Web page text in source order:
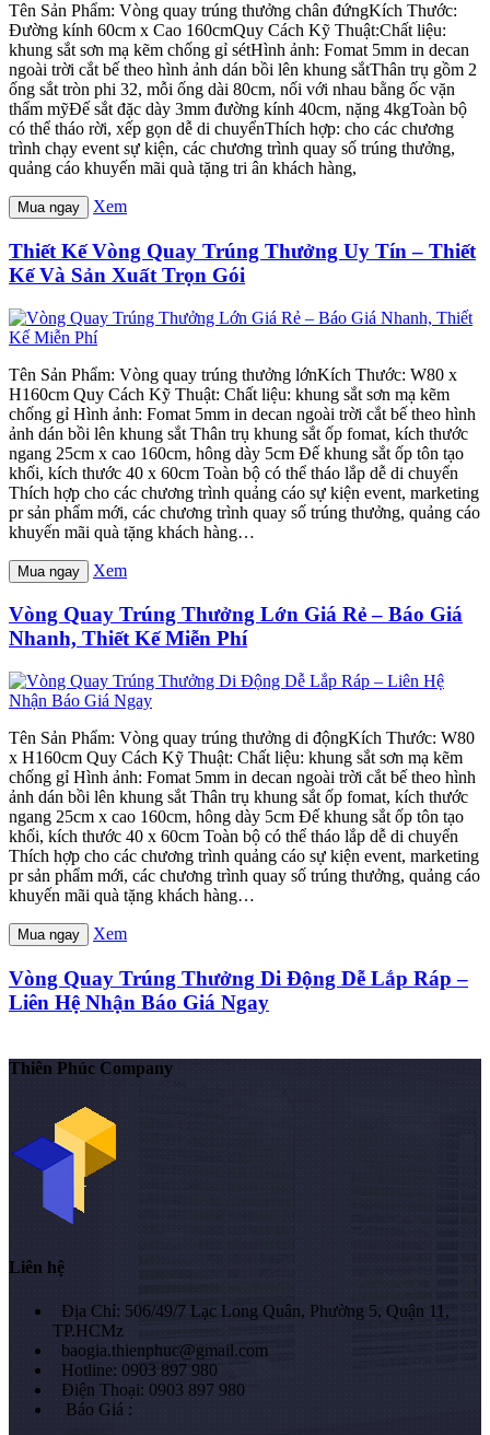
Tên Sản Phẩm: Vòng quay trúng thưởng chân đứngKích Thước:
Đường kính 60cm x Cao 160cmQuy Cách Kỹ Thuật:Chất liệu:
khung sắt sơn mạ kẽm chống gỉ sétHình ảnh: Fomat 5mm in decan
ngoài trời cắt bế theo hình ảnh dán bồi lên khung sắtThân trụ gồm 2
ống sắt tròn phi 32, mỗi ống dài 80cm, nối với nhau bằng ốc vặn
thẩm mỹĐế sắt đặc dày 3mm đường kính 40cm, nặng 4kgToàn bộ
có thể tháo rời, xếp gọn dễ di chuyểnThích hợp: cho các chương
trình chạy event sự kiện, các chương trình quay số trúng thưởng,
quảng cáo khuyến mãi quà tặng tri ân khách hàng,
Mua ngay Xem
Thiết Kế Vòng Quay Trúng Thưởng Uy Tín – Thiết
Kế Và Sản Xuất Trọn Gói
Tên Sản Phẩm: Vòng quay trúng thưởng lớnKích Thước: W80 x
H160cm Quy Cách Kỹ Thuật: Chất liệu: khung sắt sơn mạ kẽm
chống gỉ Hình ảnh: Fomat 5mm in decan ngoài trời cắt bế theo hình
ảnh dán bồi lên khung sắt Thân trụ khung sắt ốp fomat, kích thước
ngang 25cm x cao 160cm, hông dày 5cm Đế khung sắt ốp tôn tạo
khối, kích thước 40 x 60cm Toàn bộ có thể tháo lắp dễ di chuyển
Thích hợp cho các chương trình quảng cáo sự kiện event, marketing
pr sản phẩm mới, các chương trình quay số trúng thưởng, quảng cáo
khuyến mãi quà tặng khách hàng…
Mua ngay Xem
Vòng Quay Trúng Thưởng Lớn Giá Rẻ – Báo Giá
Nhanh, Thiết Kế Miễn Phí
Tên Sản Phẩm: Vòng quay trúng thưởng di độngKích Thước: W80
x H160cm Quy Cách Kỹ Thuật: Chất liệu: khung sắt sơn mạ kẽm
chống gỉ Hình ảnh: Fomat 5mm in decan ngoài trời cắt bế theo hình
ảnh dán bồi lên khung sắt Thân trụ khung sắt ốp fomat, kích thước
ngang 25cm x cao 160cm, hông dày 5cm Đế khung sắt ốp tôn tạo
khối, kích thước 40 x 60cm Toàn bộ có thể tháo lắp dễ di chuyển
Thích hợp cho các chương trình quảng cáo sự kiện event, marketing
pr sản phẩm mới, các chương trình quay số trúng thưởng, quảng cáo
khuyến mãi quà tặng khách hàng…
Mua ngay Xem
Vòng Quay Trúng Thưởng Di Động Dễ Lắp Ráp –
Liên Hệ Nhận Báo Giá Ngay
Thiên Phúc Company
Liên hệ
Địa Chỉ: 506/49/7 Lạc Long Quân, Phường 5, Quận 11,
TP.HCMz
baogia.thienphuc@gmail.com
Hotline: 0903 897 980
Điện Thoại: 0903 897 980
Báo Giá :